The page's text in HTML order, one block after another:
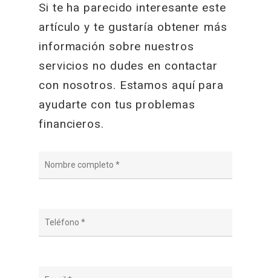
Si te ha parecido interesante este
artículo y te gustaría obtener más
información sobre nuestros
servicios no dudes en contactar
con nosotros. Estamos aquí para
ayudarte con tus problemas
financieros.